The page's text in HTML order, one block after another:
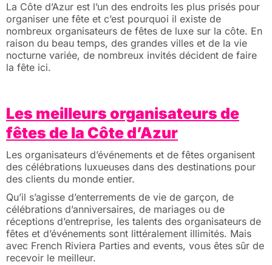
La Côte d’Azur est l’un des endroits les plus prisés pour
organiser une fête et c’est pourquoi il existe de
nombreux organisateurs de fêtes de luxe sur la côte. En
raison du beau temps, des grandes villes et de la vie
nocturne variée, de nombreux invités décident de faire
la fête ici.
Les meilleurs organisateurs de
fêtes de la Côte d’Azur
Les organisateurs d’événements et de fêtes organisent
des célébrations luxueuses dans des destinations pour
des clients du monde entier.
Qu’il s’agisse d’enterrements de vie de garçon, de
célébrations d’anniversaires, de mariages ou de
réceptions d’entreprise, les talents des organisateurs de
fêtes et d’événements sont littéralement illimités. Mais
avec French Riviera Parties and events, vous êtes sûr de
recevoir le meilleur.